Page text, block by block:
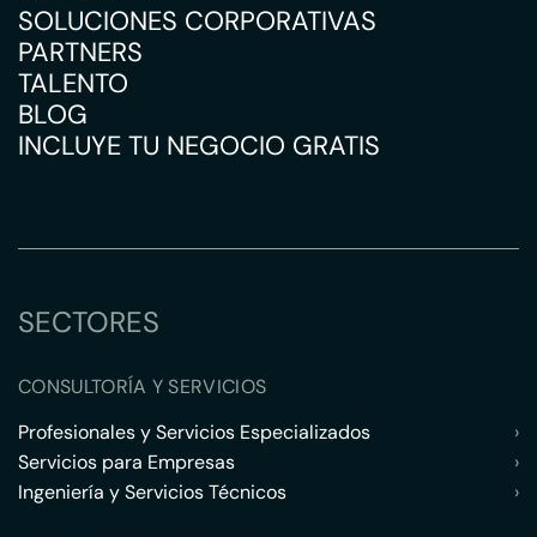
SOLUCIONES CORPORATIVAS
PARTNERS
TALENTO
BLOG
INCLUYE TU NEGOCIO GRATIS
SECTORES
CONSULTORÍA Y SERVICIOS
Profesionales y Servicios Especializados
›
Servicios para Empresas
›
Ingeniería y Servicios Técnicos
›